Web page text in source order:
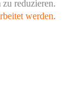
reduzieren.
werden.